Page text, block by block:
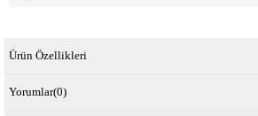
Ürün Özellikleri
Yorumlar(0)